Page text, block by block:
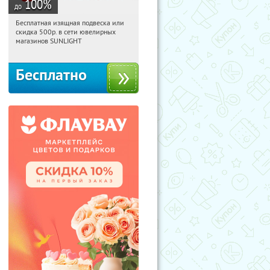
до 100%
22:44:19 Получили:
Россия
Бесплатная изящная подвеска или
скидка 500р. в сети ювелирных
магазинов SUNLIGHT
Бесплатно